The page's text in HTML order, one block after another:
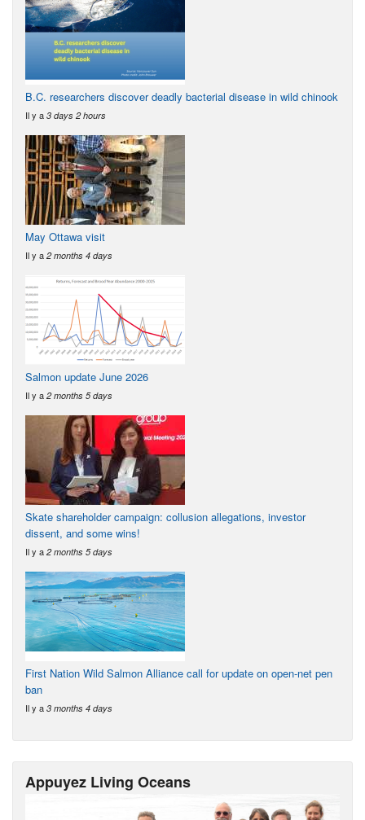
B.C. researchers discover deadly bacterial disease in wild chinook
Il y a 3 days 2 hours
May Ottawa visit
Il y a 2 months 4 days
Salmon update June 2026
Il y a 2 months 5 days
Skate shareholder campaign: collusion allegations, investor
dissent, and some wins!
Il y a 2 months 5 days
First Nation Wild Salmon Alliance call for update on open-net pen
ban
Il y a 3 months 4 days
Appuyez Living Oceans